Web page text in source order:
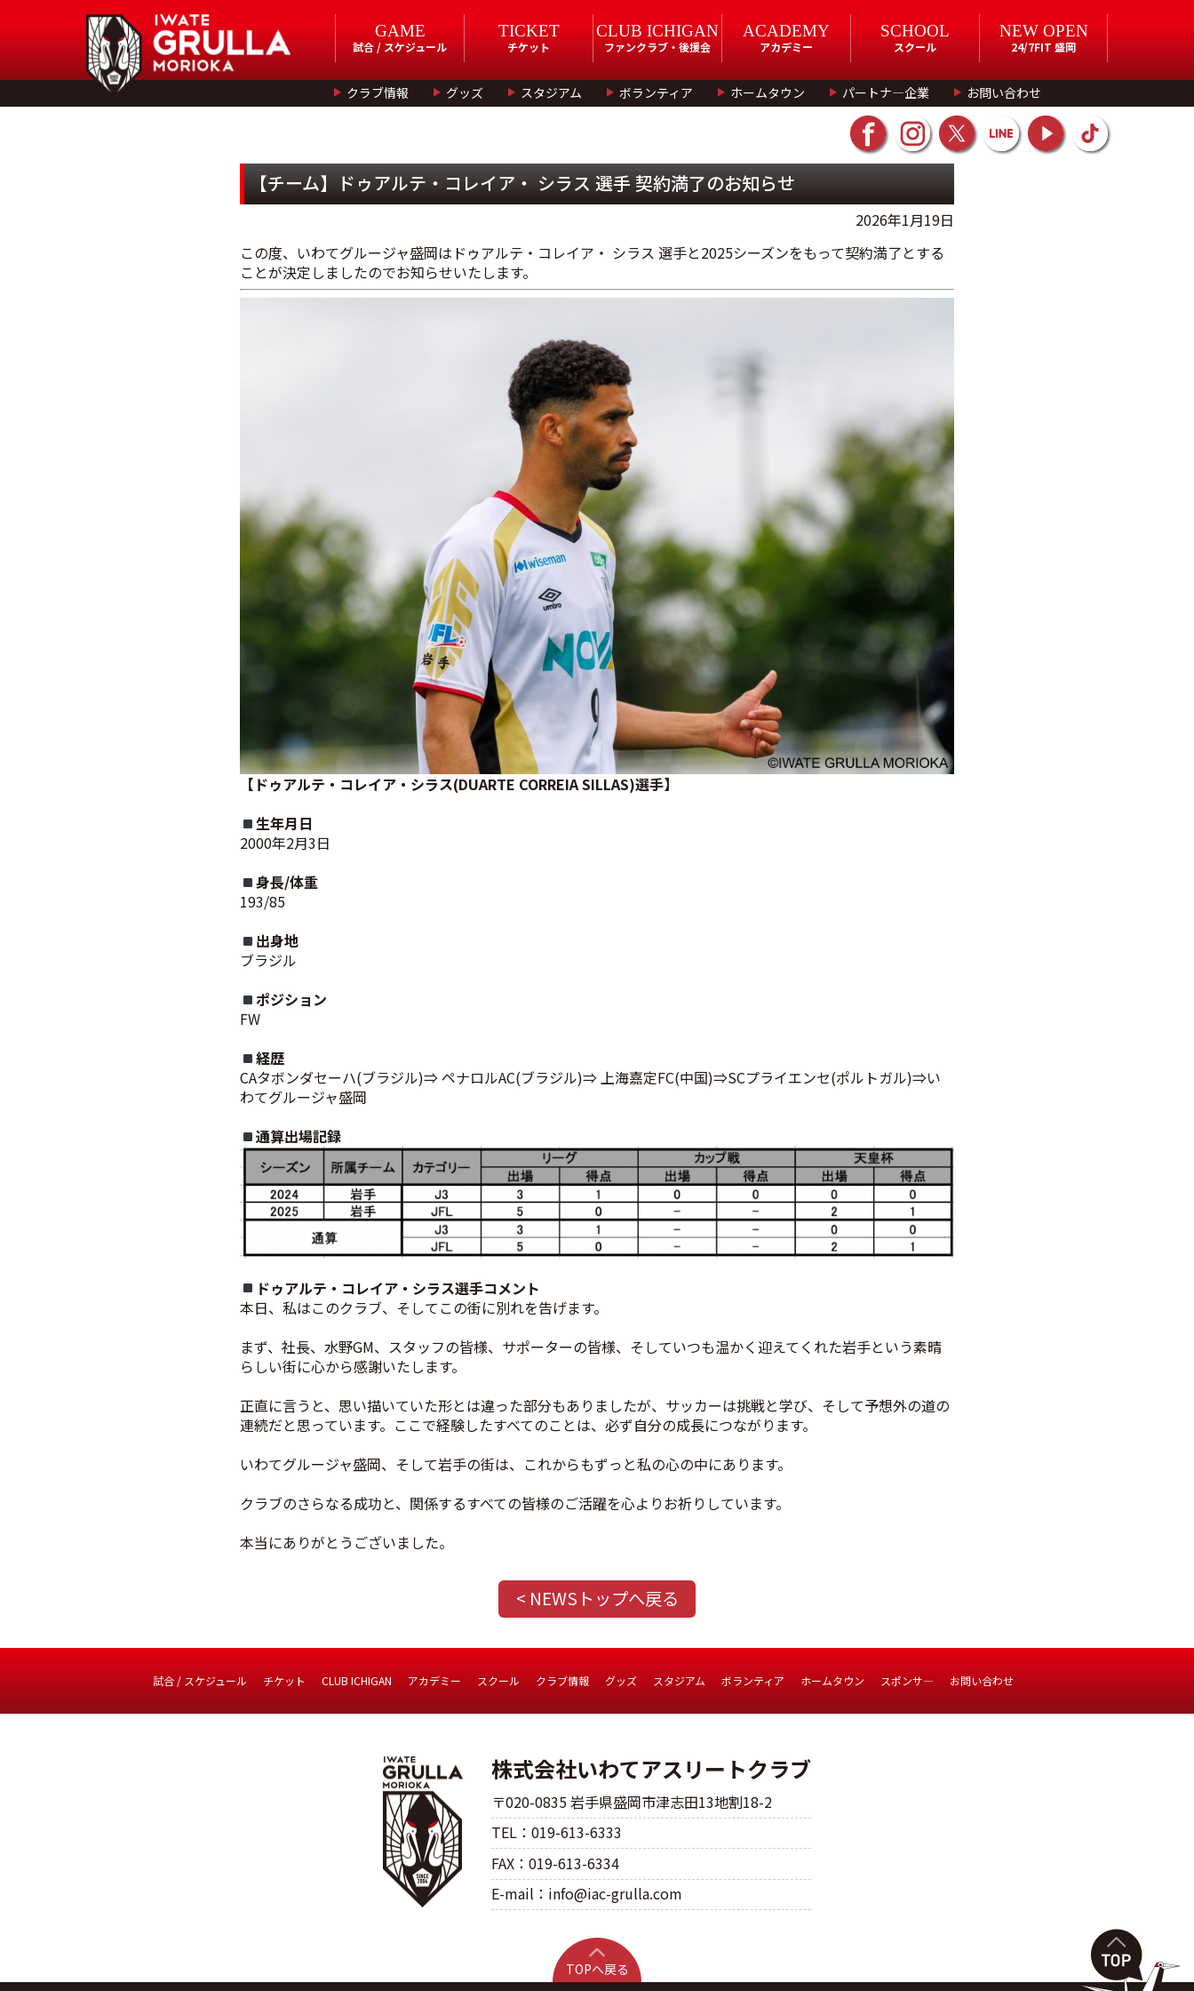
GAME
試合 / スケジュール
TICKET
チケット
CLUB ICHIGAN
ファンクラブ・後援会
ACADEMY
アカデミー
SCHOOL
スクール
NEW OPEN
24/7FIT 盛岡
クラブ情報 グッズ スタジアム ボランティア ホームタウン パートナ―企業 お問い合わせ
【チーム】ドゥアルテ・コレイア・ シラス 選手 契約満了のお知らせ
2026年1月19日
この度、いわてグルージャ盛岡はドゥアルテ・コレイア・ シラス 選手と2025シーズンをもって契約満了とする
ことが決定しましたのでお知らせいたします。
【ドゥアルテ・コレイア・シラス(DUARTE CORREIA SILLAS)選手】
生年月日
2000年2月3日
身長/体重
193/85
出身地
ブラジル
ポジション
FW
経歴
CAタボンダセーハ(ブラジル)⇒ ペナロルAC(ブラジル)⇒ 上海嘉定FC(中国)⇒SCプライエンセ(ポルトガル)⇒い
わてグルージャ盛岡
通算出場記録
ドゥアルテ・コレイア・シラス選手コメント
本日、私はこのクラブ、そしてこの街に別れを告げます。
まず、社長、水野GM、スタッフの皆様、サポーターの皆様、そしていつも温かく迎えてくれた岩手という素晴
らしい街に心から感謝いたします。
正直に言うと、思い描いていた形とは違った部分もありましたが、サッカーは挑戦と学び、そして予想外の道の
連続だと思っています。ここで経験したすべてのことは、必ず自分の成長につながります。
いわてグルージャ盛岡、そして岩手の街は、これからもずっと私の心の中にあります。
クラブのさらなる成功と、関係するすべての皆様のご活躍を心よりお祈りしています。
本当にありがとうございました。
< NEWSトップへ戻る
試合 / スケジュール チケット CLUB ICHIGAN アカデミー スクール クラブ情報 グッズ スタジアム ボランティア ホームタウン スポンサ― お問い合わせ
株式会社いわてアスリートクラブ
〒020-0835 岩手県盛岡市津志田13地割18-2
TEL：019-613-6333
FAX：019-613-6334
E-mail：info@iac-grulla.com
TOPへ戻る